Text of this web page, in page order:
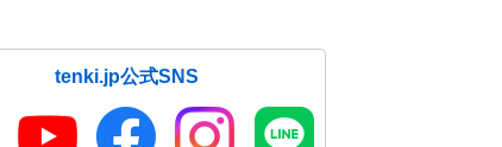
tenki.jp公式SNS